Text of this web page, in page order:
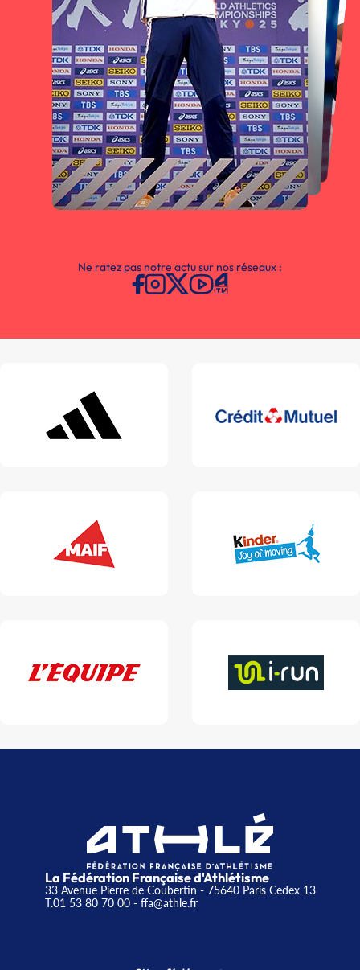
Ne ratez pas notre actu sur nos réseaux :
La Fédération Française d'Athlétisme
33 Avenue Pierre de Coubertin - 75640 Paris Cedex 13
T.01 53 80 70 00- ffa@athle.fr